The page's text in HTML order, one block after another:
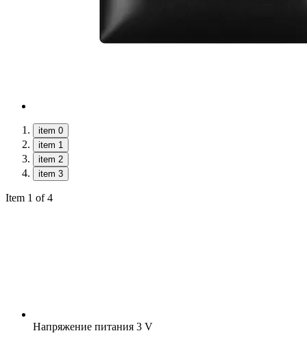
item 0
item 1
item 2
item 3
Item 1 of 4
Напряжение питания 3 V